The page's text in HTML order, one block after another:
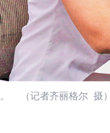
。 （记者齐丽格尔 摄